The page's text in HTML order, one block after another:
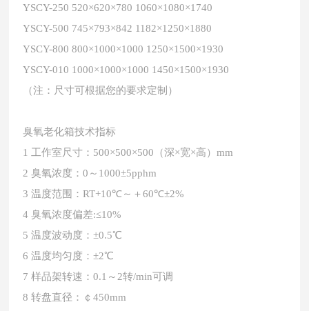
YSCY-250 520×620×780 1060×1080×1740
YSCY-500 745×793×842 1182×1250×1880
YSCY-800 800×1000×1000 1250×1500×1930
YSCY-010 1000×1000×1000 1450×1500×1930
（注：尺寸可根据您的要求定制）
臭氧老化箱技术指标
1 工作室尺寸：500×500×500（深×宽×高）mm
2 臭氧浓度：0～1000±5pphm
3 温度范围：RT+10℃～＋60℃±2%
4 臭氧浓度偏差:≤10%
5 温度波动度：±0.5℃
6 温度均匀度：±2℃
7 样品架转速：0.1～2转/min可调
8 转盘直径：￠450mm